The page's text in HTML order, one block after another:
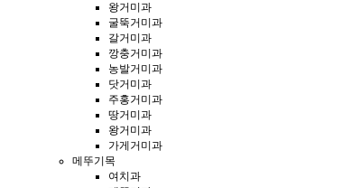
왕거미과
굴뚝거미과
갈거미과
깡충거미과
농발거미과
닷거미과
주홍거미과
땅거미과
왕거미과
가게거미과
메뚜기목
여치과